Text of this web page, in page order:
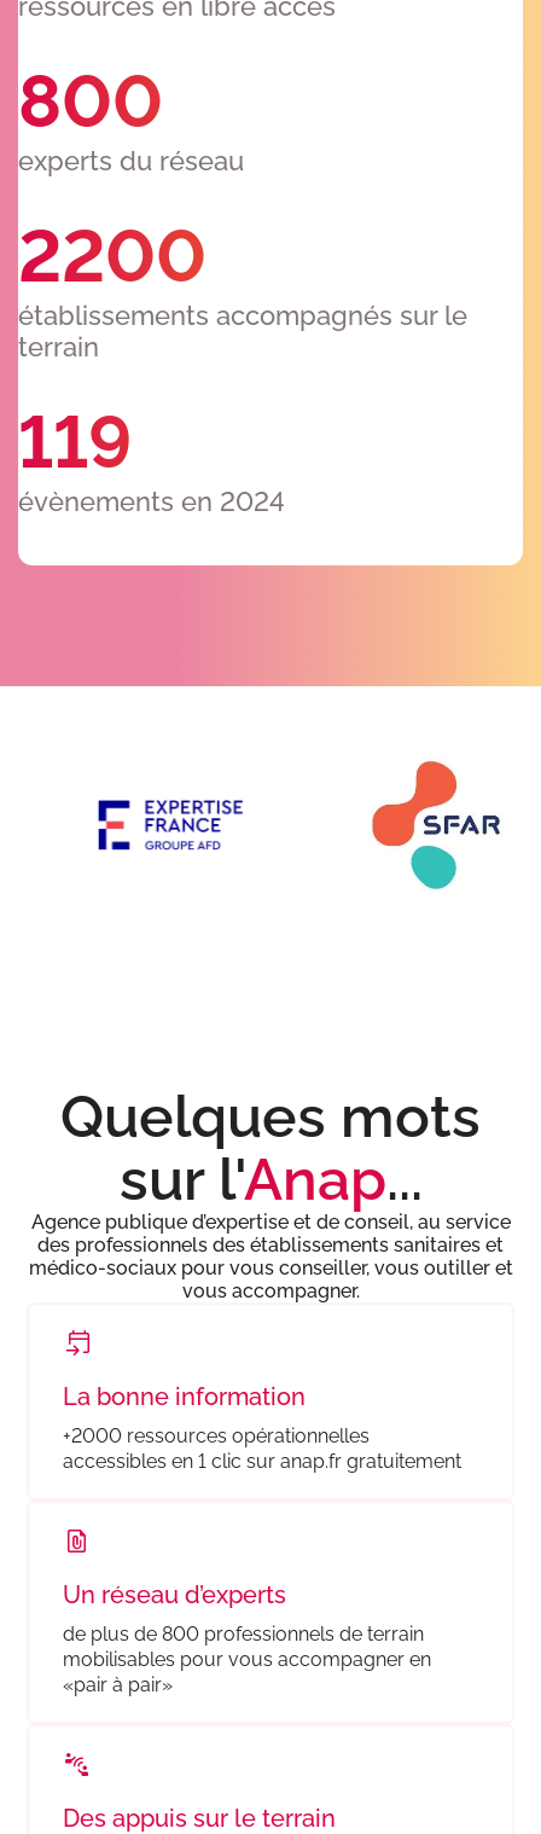
800
experts du réseau​
2200
établissements accompagnés sur le
terrain​
119
évènements en 2024​
Quelques mots
sur l'Anap...
Agence publique d’expertise et de conseil, au service
des professionnels des établissements sanitaires et
médico-sociaux pour vous conseiller, vous outiller et
vous accompagner.​
offre_evenements300
La bonne information
+2000 ressources opérationnelles
accessibles en 1 clic sur anap.fr gratuitement
offre_ressources300
Un réseau d’experts
de plus de 800 professionnels de terrain
mobilisables pour vous accompagner en
«pair à pair»
offre_appuisterrain300
Des appuis sur le terrain